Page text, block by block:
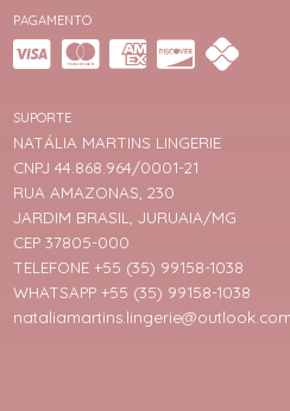
PAGAMENTO
SUPORTE
NATÁLIA MARTINS LINGERIE
CNPJ 44.868.964/0001-21
RUA AMAZONAS, 230
JARDIM BRASIL, JURUAIA/MG
CEP 37805-000
TELEFONE +55 (35) 99158-1038
WHATSAPP +55 (35) 99158-1038
nataliamartins.lingerie@outlook.com